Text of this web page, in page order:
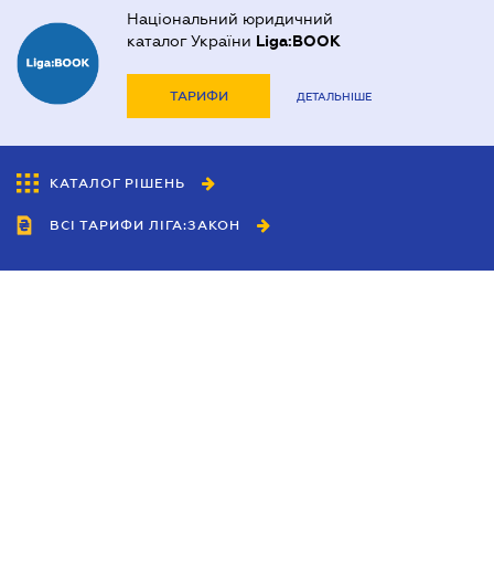
Національний юридичний
каталог України Liga:BOOK
ТАРИФИ ДЕТАЛЬНІШЕ
КАТАЛОГ РІШЕНЬ
ВСІ ТАРИФИ ЛІГА:ЗАКОН